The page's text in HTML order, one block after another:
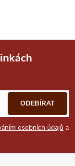
osobních údajů a
ODEBÍRAT